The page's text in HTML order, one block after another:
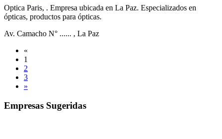
Optica Paris, . Empresa ubicada en La Paz. Especializados en
ópticas, productos para ópticas.
Av. Camacho N° ...... , La Paz
«
1
2
3
»
Empresas Sugeridas